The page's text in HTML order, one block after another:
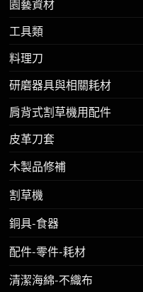
園藝資材
工具類
料理刀
研磨器具與相關耗材
肩背式割草機用配件
皮革刀套
木製品修補
割草機
銅具-食器
配件-零件-耗材
清潔海綿-不織布